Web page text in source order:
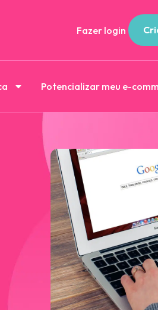
Fazer login
Potencializar meu e-